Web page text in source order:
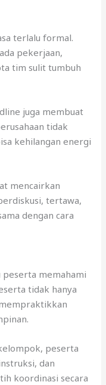
terlalu formal.
pekerjaan,
tim sulit tumbuh
juga membuat
tidak
kehilangan energi
mencairkan
tertawa,
dengan cara
memahami
tidak hanya
peserta
dan
koordinasi secara